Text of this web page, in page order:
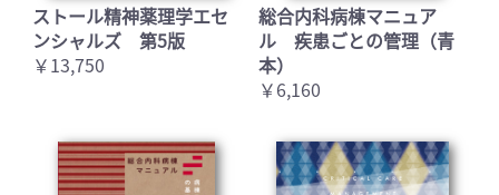
ストール精神薬理学エセ
ンシャルズ 第5版
￥13,750
総合内科病棟マニュア
ル 疾患ごとの管理（青
本）
￥6,160